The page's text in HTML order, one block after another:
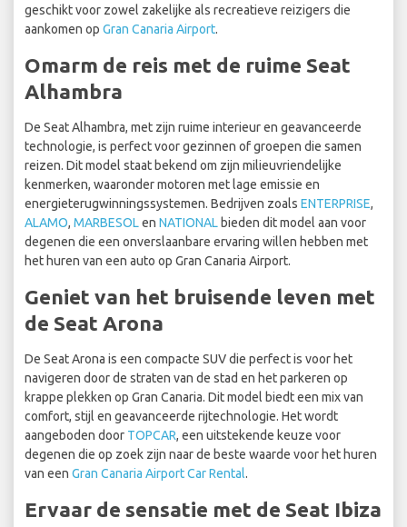
geschikt voor zowel zakelijke als recreatieve reizigers die
aankomen op Gran Canaria Airport.
Omarm de reis met de ruime Seat
Alhambra
De Seat Alhambra, met zijn ruime interieur en geavanceerde
technologie, is perfect voor gezinnen of groepen die samen
reizen. Dit model staat bekend om zijn milieuvriendelijke
kenmerken, waaronder motoren met lage emissie en
energieterugwinningssystemen. Bedrijven zoals ENTERPRISE,
ALAMO, MARBESOLen NATIONAL bieden dit model aan voor
degenen die een onverslaanbare ervaring willen hebben met
het huren van een auto op Gran Canaria Airport.
Geniet van het bruisende leven met
de Seat Arona
De Seat Arona is een compacte SUV die perfect is voor het
navigeren door de straten van de stad en het parkeren op
krappe plekken op Gran Canaria. Dit model biedt een mix van
comfort, stijl en geavanceerde rijtechnologie. Het wordt
aangeboden door TOPCAR, een uitstekende keuze voor
degenen die op zoek zijn naar de beste waarde voor het huren
van een Gran Canaria Airport Car Rental.
Ervaar de sensatie met de Seat Ibiza